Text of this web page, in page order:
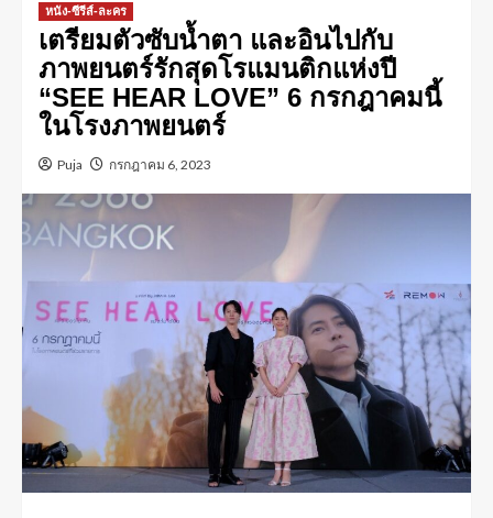
หนัง-ซีรีส์-ละคร
เตรียมตัวซับน้ำตา และอินไปกับ
ภาพยนตร์รักสุดโรแมนติกแห่งปี
“SEE HEAR LOVE” 6 กรกฎาคมนี้
ในโรงภาพยนตร์
Puja กรกฎาคม 6, 2023